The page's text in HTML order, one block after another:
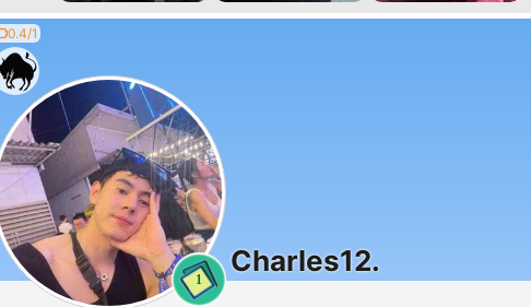
0.4/1
1
Charles12.